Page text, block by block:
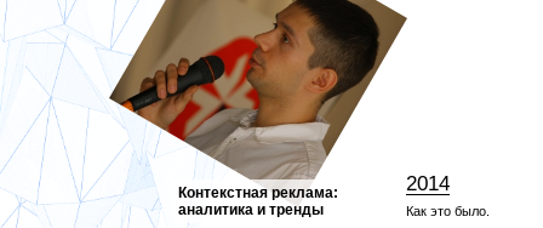
Контекстная реклама:
аналитика и тренды
2014
Как это было.